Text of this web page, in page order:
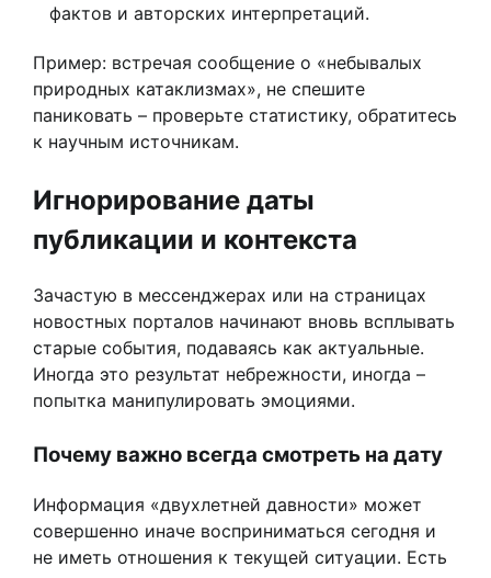
фактов и авторских интерпретаций.
Пример: встречая сообщение о «небывалых
природных катаклизмах», не спешите
паниковать – проверьте статистику, обратитесь
к научным источникам.
Игнорирование даты
публикации и контекста
Зачастую в мессенджерах или на страницах
новостных порталов начинают вновь всплывать
старые события, подаваясь как актуальные.
Иногда это результат небрежности, иногда –
попытка манипулировать эмоциями.
Почему важно всегда смотреть на дату
Информация «двухлетней давности» может
совершенно иначе восприниматься сегодня и
не иметь отношения к текущей ситуации. Есть